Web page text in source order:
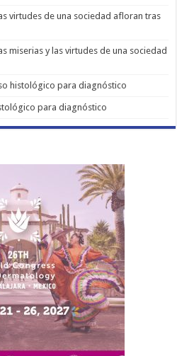
virtudes de una sociedad afloran tras
miserias y las virtudes de una sociedad
histológico para diagnóstico
para diagnóstico